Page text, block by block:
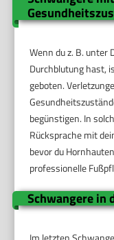
Wenn du z. B. unter
Durchblutung hast,
geboten.
begünstigen. In
Rücksprache mit
bevor du
professionelle
Schwangere in